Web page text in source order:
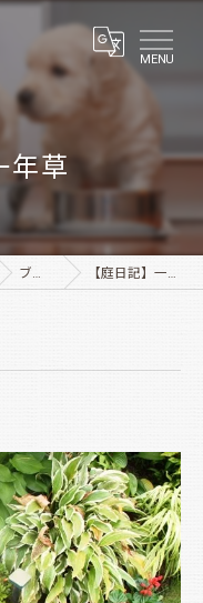
MENU
年草
ブログ 【庭日記】一年草